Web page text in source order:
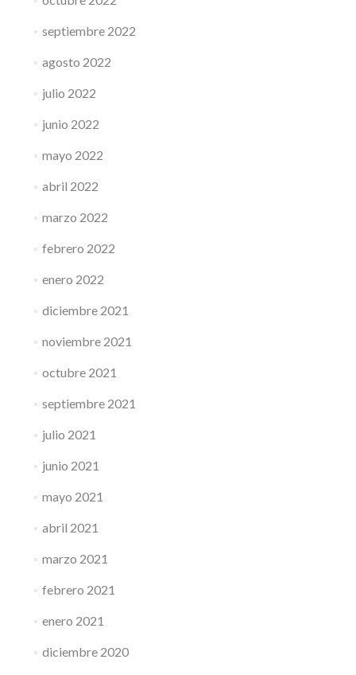
septiembre 2022
agosto 2022
julio 2022
junio 2022
mayo 2022
abril 2022
marzo 2022
febrero 2022
enero 2022
diciembre 2021
noviembre 2021
octubre 2021
septiembre 2021
julio 2021
junio 2021
mayo 2021
abril 2021
marzo 2021
febrero 2021
enero 2021
diciembre 2020